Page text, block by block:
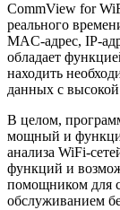
CommView for
реального
MAC-адрес, IP-
обладает
находить
данных с
В целом,
мощный и
анализа WiFi-
функций и
помощником для
обслуживанием